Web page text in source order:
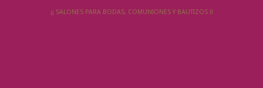
¡¡ SALONES PARA BODAS, COMUNIONES Y BAUTIZOS !!